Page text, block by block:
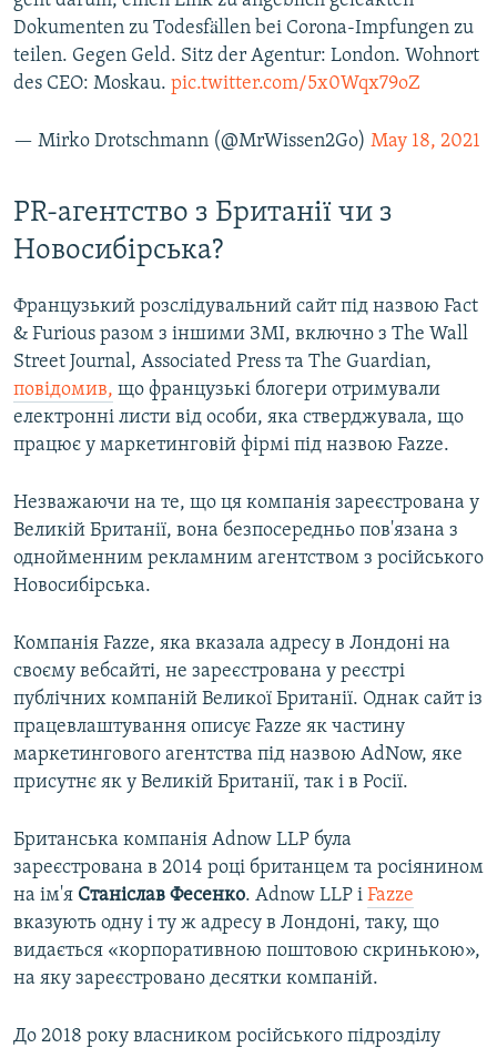
Dokumenten zu Todesfällen bei Corona-Impfungen zu
teilen. Gegen Geld. Sitz der Agentur: London. Wohnort
des CEO: Moskau. pic.twitter.com/5x0Wqx79oZ
— Mirko Drotschmann (@MrWissen2Go) May 18, 2021
PR-агентство з Британії чи з
Новосибірська?
Французький розслідувальний сайт під назвою Fact
& Furious разом з іншими ЗМІ, включно з The Wall
Street Journal, Associated Press та The Guardian,
повідомив, що французькі блогери отримували
електронні листи від особи, яка стверджувала, що
працює у маркетинговій фірмі під назвою Fazze.
Незважаючи на те, що ця компанія зареєстрована у
Великій Британії, вона безпосередньо пов'язана з
однойменним рекламним агентством з російського
Новосибірська.
Компанія Fazze, яка вказала адресу в Лондоні на
своєму вебсайті, не зареєстрована у реєстрі
публічних компаній Великої Британії. Однак сайт із
працевлаштування описує Fazze як частину
маркетингового агентства під назвою AdNow, яке
присутнє як у Великій Британії, так і в Росії.
Британська компанія Adnow LLP була
зареєстрована в 2014 році британцем та росіянином
на ім'я Станіслав Фесенко. Adnow LLP і Fazze
вказують одну і ту ж адресу в Лондоні, таку, що
видається «корпоративною поштовою скринькою»,
на яку зареєстровано десятки компаній.
До 2018 року власником російського підрозділу